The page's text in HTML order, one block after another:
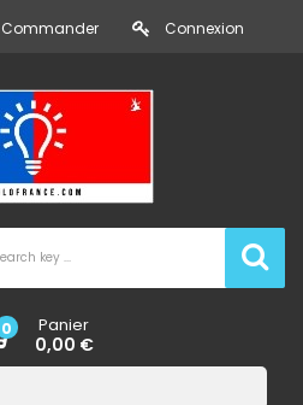
Commander Connexion
Panier
0
0,00 €